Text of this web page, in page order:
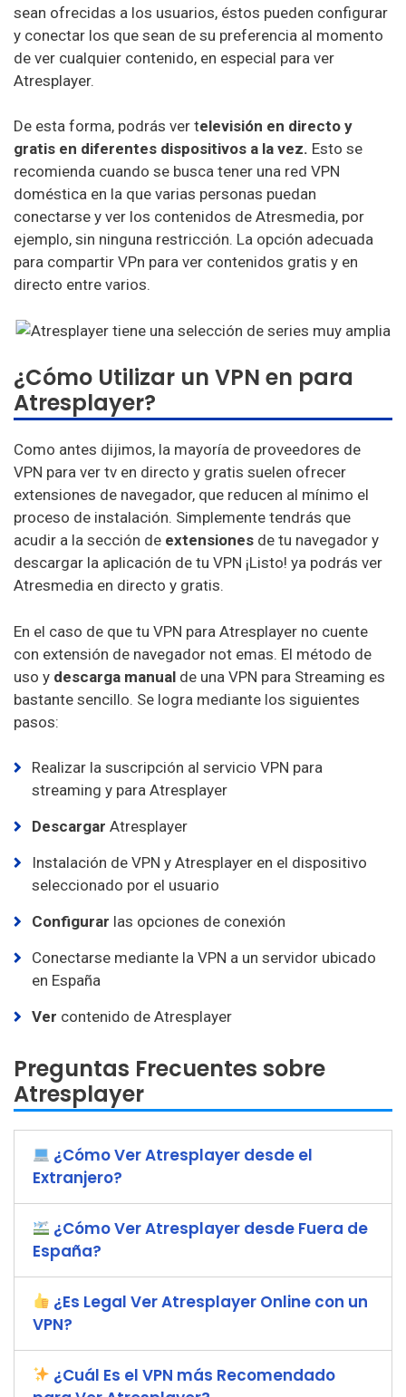
sean ofrecidas a los usuarios, éstos pueden configurar
y conectar los que sean de su preferencia al momento
de ver cualquier contenido, en especial para ver
Atresplayer.
De esta forma, podrás ver televisión en directo y
gratis en diferentes dispositivos a la vez. Esto se
recomienda cuando se busca tener una red VPN
doméstica en la que varias personas puedan
conectarse y ver los contenidos de Atresmedia, por
ejemplo, sin ninguna restricción. La opción adecuada
para compartir VPn para ver contenidos gratis y en
directo entre varios.
¿Cómo Utilizar un VPN en para
Atresplayer?
Como antes dijimos, la mayoría de proveedores de
VPN para ver tv en directo y gratis suelen ofrecer
extensiones de navegador, que reducen al mínimo el
proceso de instalación. Simplemente tendrás que
acudir a la sección de extensiones de tu navegador y
descargar la aplicación de tu VPN ¡Listo! ya podrás ver
Atresmedia en directo y gratis.
En el caso de que tu VPN para Atresplayer no cuente
con extensión de navegador not emas. El método de
uso y descarga manual de una VPN para Streaming es
bastante sencillo. Se logra mediante los siguientes
pasos:
Realizar la suscripción al servicio VPN para
streaming y para Atresplayer
Descargar Atresplayer
Instalación de VPN y Atresplayer en el dispositivo
seleccionado por el usuario
Configurar las opciones de conexión
Conectarse mediante la VPN a un servidor ubicado
en España
Ver contenido de Atresplayer
Preguntas Frecuentes sobre
Atresplayer
¿Cómo Ver Atresplayer desde el
Extranjero?
¿Cómo Ver Atresplayer desde Fuera de
España?
¿Es Legal Ver Atresplayer Online con un
VPN?
¿Cuál Es el VPN más Recomendado